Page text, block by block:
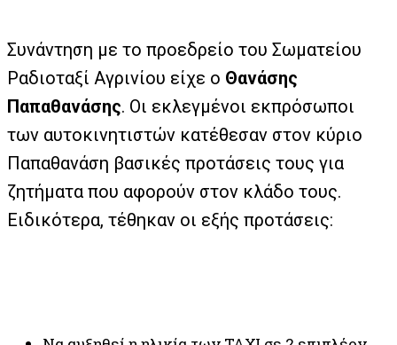
Συνάντηση με το προεδρείο του Σωματείου
Ραδιοταξί Αγρινίου είχε ο Θανάσης
Παπαθανάσης. Οι εκλεγμένοι εκπρόσωποι
των αυτοκινητιστών κατέθεσαν στον κύριο
Παπαθανάση βασικές προτάσεις τους για
ζητήματα που αφορούν στον κλάδο τους.
Ειδικότερα, τέθηκαν οι εξής προτάσεις: